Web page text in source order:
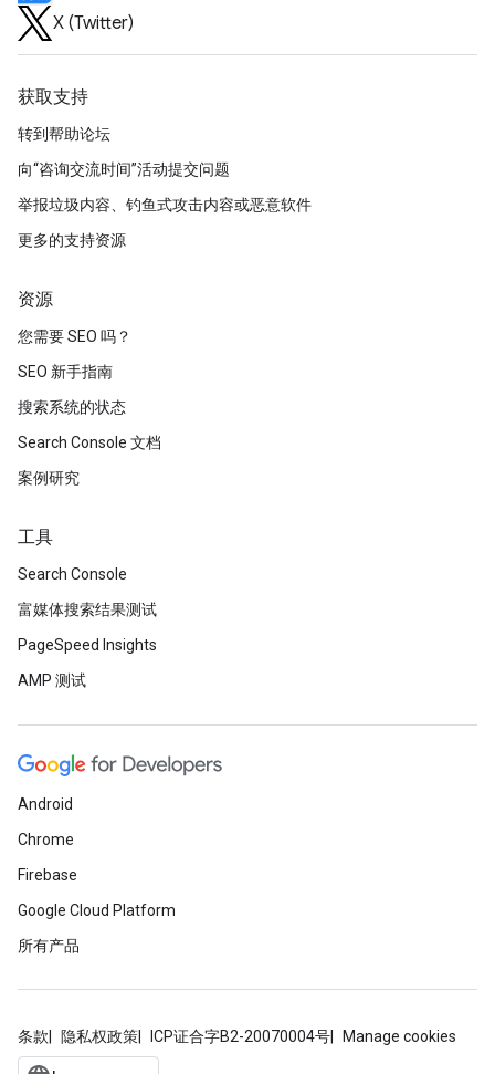
X (Twitter)
获取支持
转到帮助论坛
向“咨询交流时间”活动提交问题
举报垃圾内容、钓鱼式攻击内容或恶意软件
更多的支持资源
资源
您需要 SEO 吗？
SEO 新手指南
搜索系统的状态
Search Console 文档
案例研究
工具
Search Console
富媒体搜索结果测试
PageSpeed Insights
AMP 测试
Android
Chrome
Firebase
Google Cloud Platform
所有产品
条款 隐私权政策 ICP证合字B2-20070004号 Manage cookies